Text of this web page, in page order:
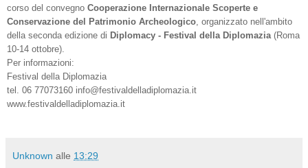
corso del convegno Cooperazione Internazionale Scoperte e
Conservazione del Patrimonio Archeologico , organizzato nell'ambito
della seconda edizione di Diplomacy - Festival della Diplomazia (Roma
10-14 ottobre).
Per informazioni:
Festival della Diplomazia
tel. 06 77073160 info@festivaldelladiplomazia.it
www.festivaldelladiplomazia.it
Unknown alle 13:29